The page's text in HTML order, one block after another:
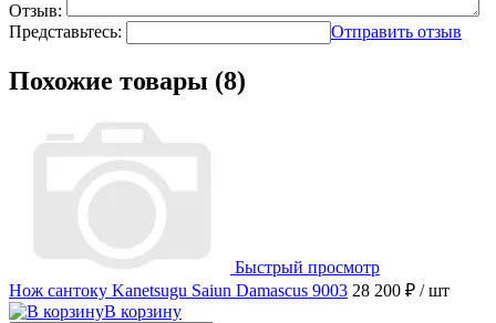
Отзыв:
Представьтесь:
Отправить отзыв
Похожие товары (8)
Быстрый просмотр
Нож сантоку Kanetsugu Saiun Damascus 9003 28 200 ₽ / шт
В корзину